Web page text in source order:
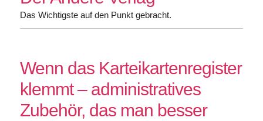
Das Wichtigste auf den Punkt gebracht.
Wenn das Karteikartenregister
klemmt – administratives
Zubehör, das man besser